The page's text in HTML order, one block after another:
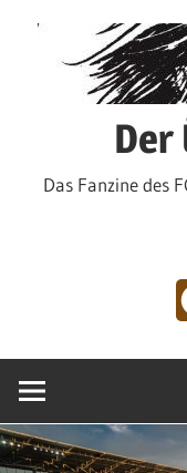
Der
Das Fanzine des